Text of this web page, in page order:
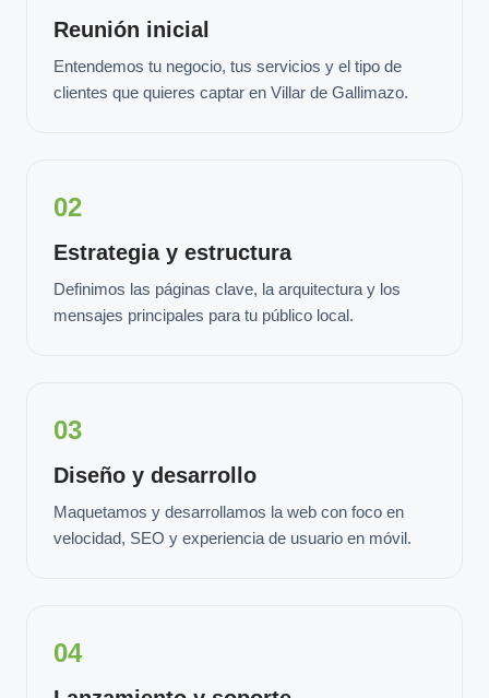
Reunión inicial
Entendemos tu negocio, tus servicios y el tipo de
clientes que quieres captar en Villar de Gallimazo.
02
Estrategia y estructura
Definimos las páginas clave, la arquitectura y los
mensajes principales para tu público local.
03
Diseño y desarrollo
Maquetamos y desarrollamos la web con foco en
velocidad, SEO y experiencia de usuario en móvil.
04